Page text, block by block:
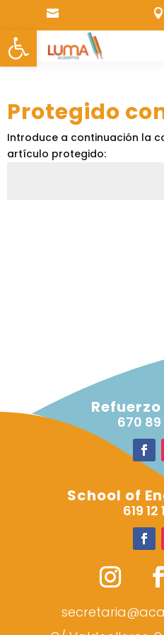
Abrir barra de herramientas
 
Protegido
Introduce a continuación la
artículo protegido:
670 89
School of
619 12